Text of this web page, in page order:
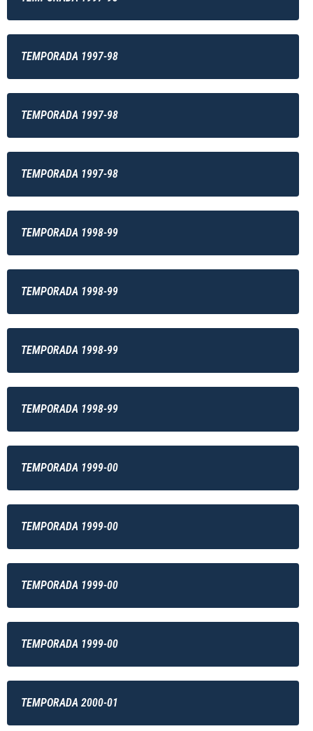
TEMPORADA 1997-98
TEMPORADA 1997-98
TEMPORADA 1997-98
TEMPORADA 1998-99
TEMPORADA 1998-99
TEMPORADA 1998-99
TEMPORADA 1998-99
TEMPORADA 1999-00
TEMPORADA 1999-00
TEMPORADA 1999-00
TEMPORADA 1999-00
TEMPORADA 2000-01